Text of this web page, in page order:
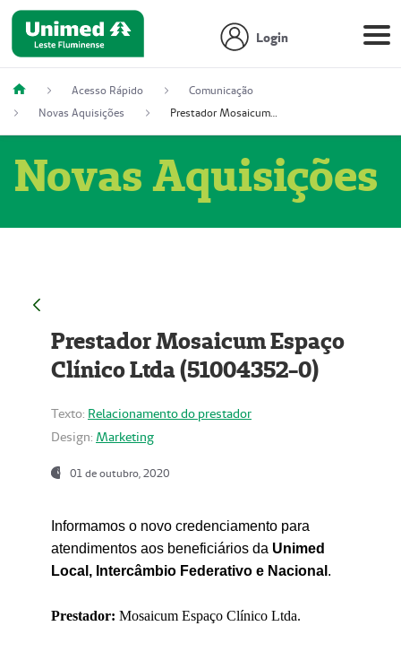
Login
Acesso Rápido
Comunicação
Novas Aquisições
Prestador Mosaicum Espaço Clínico Ltda (51004352-0)
Novas Aquisições
Prestador Mosaicum Espaço
Clínico Ltda (51004352-0)
Texto: Relacionamento do prestador
Design: Marketing
01 de outubro, 2020
Informamos o novo credenciamento para
atendimentos aos beneficiários da Unimed
Local, Intercâmbio Federativo e Nacional .
Prestador: Mosaicum Espaço Clínico Ltda.